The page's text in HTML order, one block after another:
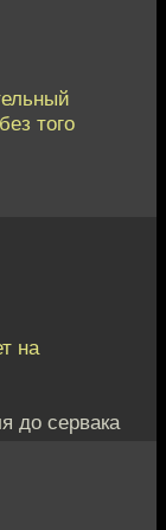
того
на
до сервака